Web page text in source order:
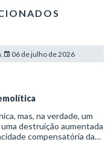
06 de julho de 2026
mas, na verdade, um
destruição aumentada
compensatória da